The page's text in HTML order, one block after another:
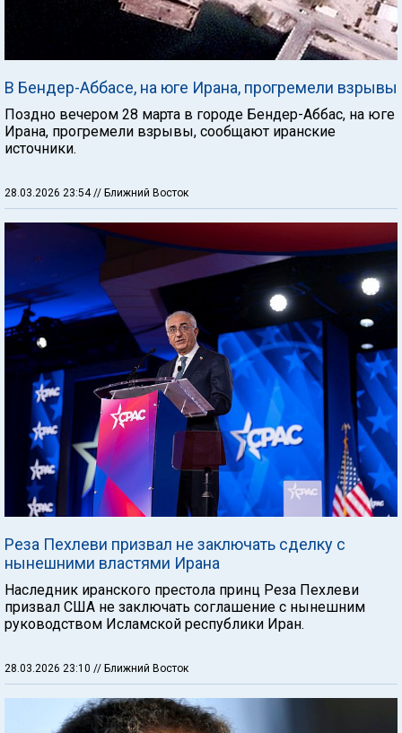
В Бендер-Аббасе, на юге Ирана, прогремели взрывы
Поздно вечером 28 марта в городе Бендер-Аббас, на юге
Ирана, прогремели взрывы, сообщают иранские
источники.
28.03.2026 23:54 // Ближний Восток
Реза Пехлеви призвал не заключать сделку с
нынешними властями Ирана
Наследник иранского престола принц Реза Пехлеви
призвал США не заключать соглашение с нынешним
руководством Исламской республики Иран.
28.03.2026 23:10 // Ближний Восток